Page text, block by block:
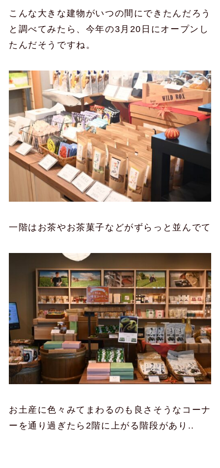
こんな大きな建物がいつの間にできたんだろう
と調べてみたら、今年の3月20日にオープンし
たんだそうですね。
一階はお茶やお茶菓子などがずらっと並んでて
お土産に色々みてまわるのも良さそうなコーナ
ーを通り過ぎたら2階に上がる階段があり..